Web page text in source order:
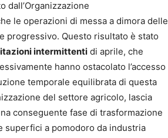
dall’Organizzazione
le operazioni di messa a dimora delle
progressivo. Questo risultato è stato
intermittenti di aprile, che
hanno ostacolato l’accesso
temporale equilibrata di questa
del settore agricolo, lascia
conseguente fase di trasformazione
superfici a pomodoro da industria